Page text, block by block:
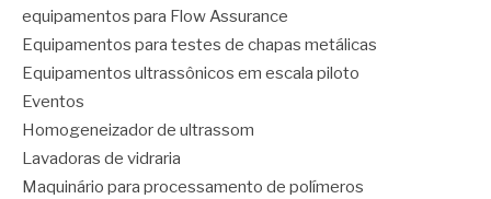
equipamentos para Flow Assurance
Equipamentos para testes de chapas metálicas
Equipamentos ultrassônicos em escala piloto
Eventos
Homogeneizador de ultrassom
Lavadoras de vidraria
Maquinário para processamento de polímeros